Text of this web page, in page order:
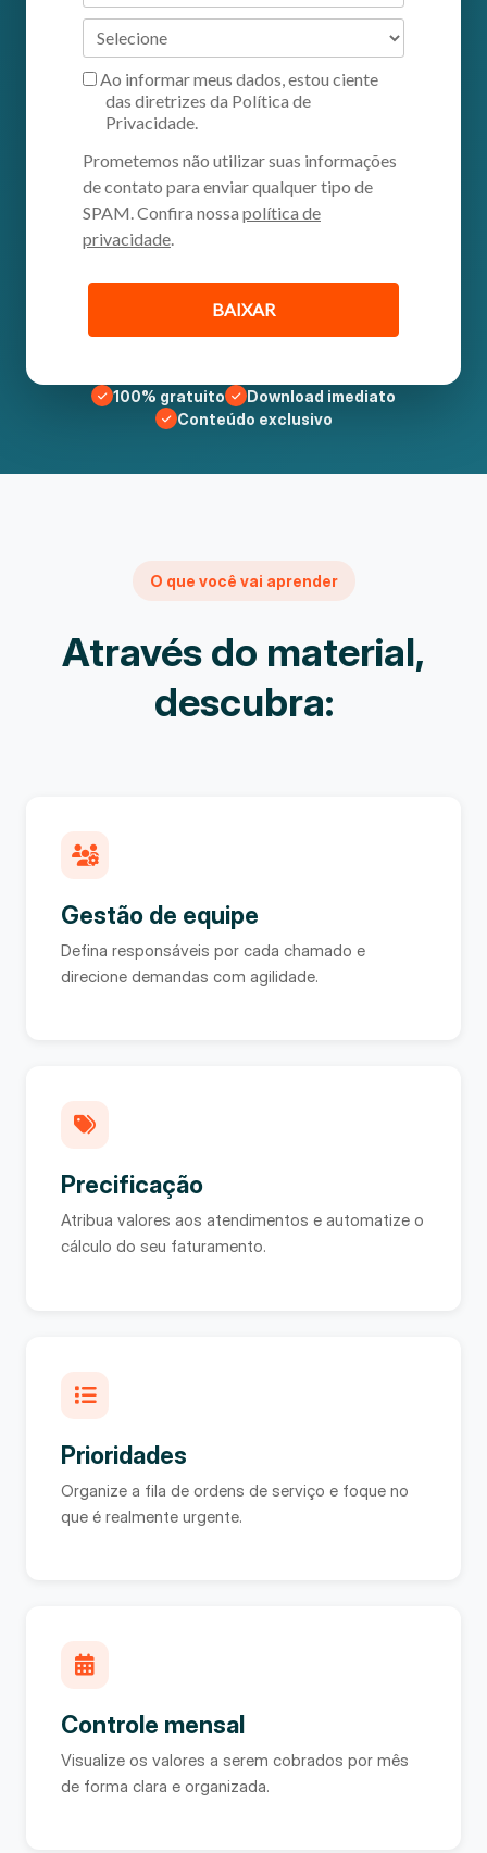
Ao informar meus dados, estou ciente
das diretrizes da Política de
Privacidade.
Prometemos não utilizar suas informações
de contato para enviar qualquer tipo de
SPAM. Confira nossa política de
privacidade.
BAIXAR
100% gratuito
Download imediato
Conteúdo exclusivo
O que você vai aprender
Através do material,
descubra:
Gestão de equipe
Defina responsáveis por cada chamado e
direcione demandas com agilidade.
Precificação
Atribua valores aos atendimentos e automatize o
cálculo do seu faturamento.
Prioridades
Organize a fila de ordens de serviço e foque no
que é realmente urgente.
Controle mensal
Visualize os valores a serem cobrados por mês
de forma clara e organizada.